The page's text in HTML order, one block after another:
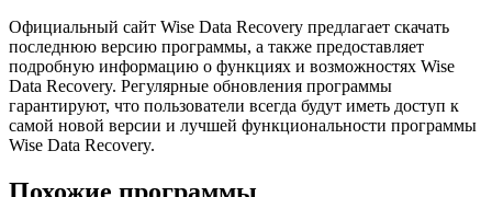
Официальный сайт Wise Data Recovery предлагает скачать
последнюю версию программы, а также предоставляет
подробную информацию о функциях и возможностях Wise
Data Recovery. Регулярные обновления программы
гарантируют, что пользователи всегда будут иметь доступ к
самой новой версии и лучшей функциональности программы
Wise Data Recovery.
Похожие программы